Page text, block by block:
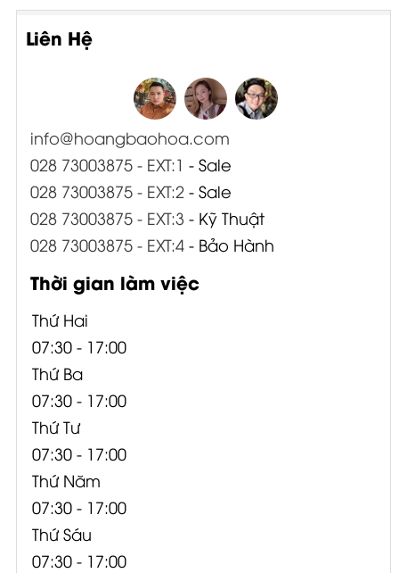
Liên Hệ
info@hoangbaohoa.com
028 73003875 - EXT:1 - Sale
028 73003875 - EXT:2- Sale
028 73003875 - EXT:3 - Kỹ Thuật
028 73003875 - EXT:4- Bảo Hành
Thời gian làm việc
Thứ Hai
07:30 - 17:00
Thứ Ba
07:30 - 17:00
Thứ Tư
07:30 - 17:00
Thứ Năm
07:30 - 17:00
Thứ Sáu
07:30 - 17:00